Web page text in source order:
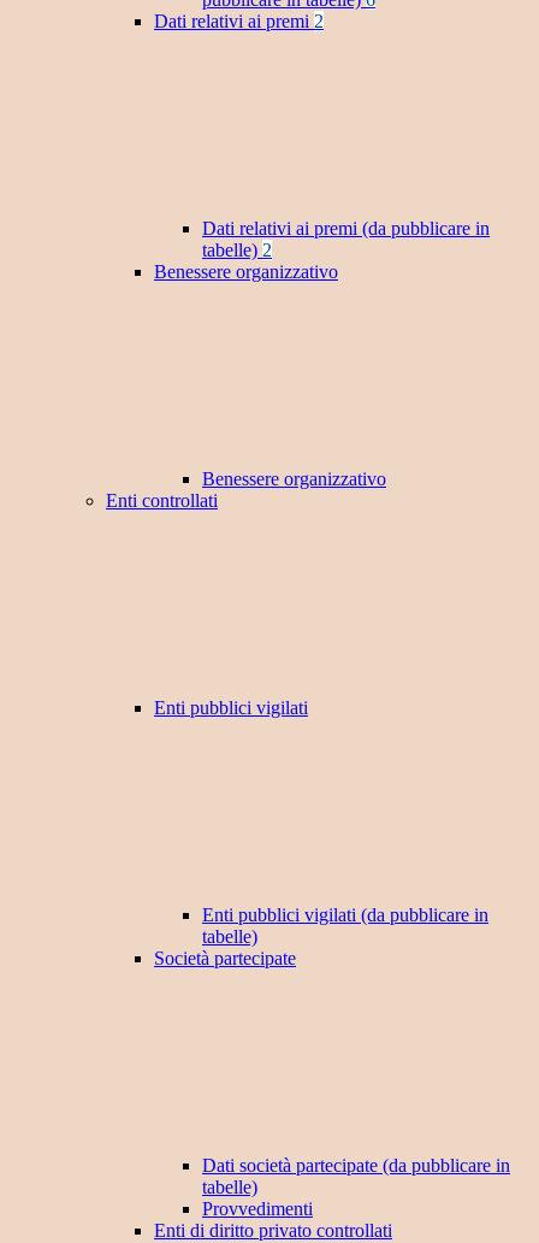
Dati relativi ai premi 2
Dati relativi ai premi (da pubblicare in
tabelle) 2
Benessere organizzativo
Benessere organizzativo
Enti controllati
Enti pubblici vigilati
Enti pubblici vigilati (da pubblicare in
tabelle)
Società partecipate
Dati società partecipate (da pubblicare in
tabelle)
Provvedimenti
Enti di diritto privato controllati